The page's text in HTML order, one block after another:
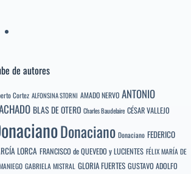
de autores
Cortez ALFONSINA STORNI AMADO NERVO ANTONIO
BLAS DE OTERO Charles Baudelaire CÉSAR VALLEJO
Donaciano Donaciano FEDERICO
LORCA FRANCISCO de QUEVEDO y LUCIENTES FÉLIX MARÍA DE
GABRIELA MISTRAL GLORIA FUERTES GUSTAVO ADOLFO